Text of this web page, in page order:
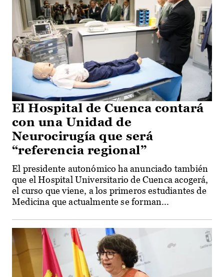
El Hospital de Cuenca contará
con una Unidad de
Neurocirugía que será
“referencia regional”
El presidente autonómico ha anunciado también
que el Hospital Universitario de Cuenca acogerá,
el curso que viene, a los primeros estudiantes de
Medicina que actualmente se forman...